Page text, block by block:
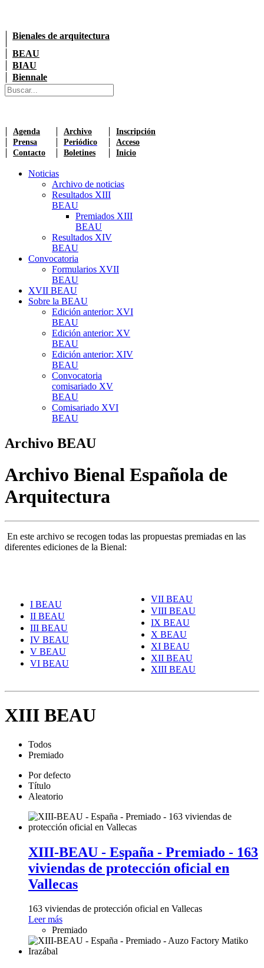
Bienales de arquitectura
BEAU
BIAU
Biennale
Agenda Archivo
Inscripción
Prensa
Periódico
Acceso
Contacto
Boletines Inicio
Noticias
Archivo de noticias
Resultados XIII
BEAU
Premiados XIII
BEAU
Resultados XIV
BEAU
Convocatoria
Formularios XVII
BEAU
XVII BEAU
Sobre la BEAU
Edición anterior: XVI
BEAU
Edición anterior: XV
BEAU
Edición anterior: XIV
BEAU
Convocatoria
comisariado XV
BEAU
Comisariado XVI
BEAU
Archivo BEAU
Archivo Bienal Española de
Arquitectura
En este archivo se recogen todas las propuestas premiadas en las
diferentes ediciones de la Bienal:
I BEAU
II BEAU
III BEAU
IV BEAU
V BEAU
VI BEAU
VII BEAU
VIII BEAU
IX BEAU
X BEAU
XI BEAU
XII BEAU
XIII BEAU
XIII BEAU
Todos
Premiado
Por defecto
Título
Aleatorio
XIII-BEAU - España - Premiado - 163
viviendas de protección oficial en
Vallecas
163 viviendas de protección oficial en Vallecas
Leer más
Premiado